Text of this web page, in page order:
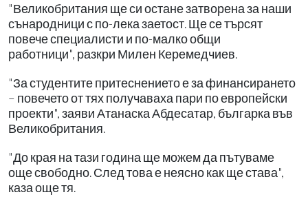
"Великобритания ще си остане затворена за наши
сънародници с по-лека заетост. Ще се търсят
повече специалисти и по-малко общи
работници", разкри Милен Керемедчиев.
"За студентите притеснението е за финансирането
– повечето от тях получаваха пари по европейски
проекти", заяви Атанаска Абдесатар, българка във
Великобритания.
"До края на тази година ще можем да пътуваме
още свободно. След това е неясно как ще става",
каза още тя.